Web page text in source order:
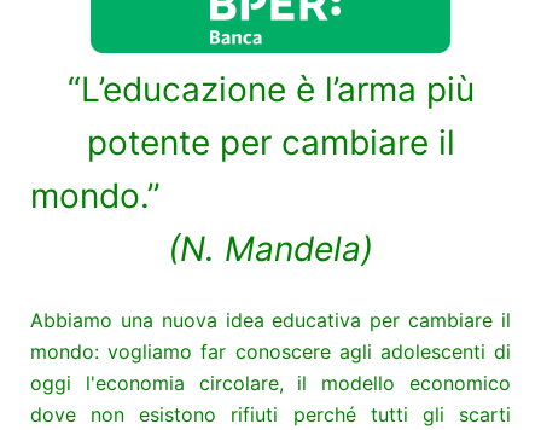
“L’educazione è l’arma più
potente per cambiare il
mondo.”
(N. Mandela)
Abbiamo una nuova idea educativa per cambiare il
mondo: vogliamo far conoscere agli adolescenti di
oggi l'economia circolare, il modello economico
dove non esistono rifiuti perché tutti gli scarti